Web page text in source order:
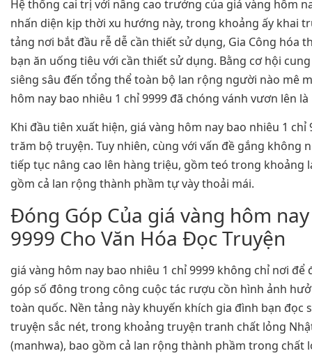
Hệ thống cai trị với nâng cao trưởng của giá vàng hôm
nhấn diện kịp thời xu hướng này, trong khoảng ấy khai
tảng nơi bắt đầu rễ dễ cần thiết sử dụng, Gia Công hóa
bạn ăn uống tiêu với cần thiết sử dụng. Bằng cơ hội
siêng sâu đến tổng thể toàn bộ lan rộng người nào mê
hôm nay bao nhiêu 1 chỉ 9999 đã chóng vánh vươn lên
Khi đầu tiên xuất hiện, giá vàng hôm nay bao nhiêu 1 chỉ
trăm bộ truyện. Tuy nhiên, cùng với vấn đề gắng không
tiếp tục nâng cao lên hàng triệu, gồm teó trong khoảng
gồm cả lan rộng thành phầm tự vày thoải mái.
Đóng Góp Của giá vàng hôm
9999 Cho Văn Hóa Đọc Truyện
giá vàng hôm nay bao nhiêu 1 chỉ 9999 không chỉ nơi
góp số đông trong công cuộc tác rượu cồn hình ảnh
toàn quốc. Nền tảng này khuyến khích gia đình bạn đọc
truyện sắc nét, trong khoảng truyện tranh chất lỏng
(manhwa), bao gồm cả lan rộng thành phầm trong chất